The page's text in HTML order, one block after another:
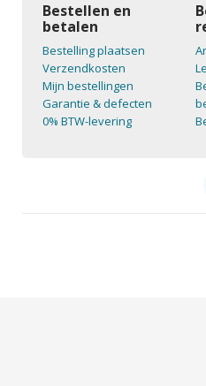
Bestellen en
betalen
Bestelling plaatsen
Verzendkosten
Mijn bestellingen
Garantie & defecten
0% BTW-levering